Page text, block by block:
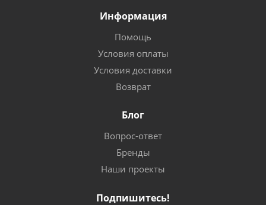
Информация
Помощь
Условия оплаты
Условия доставки
Возврат
Блог
Вопрос-ответ
Бренды
Наши проекты
Подпишитесь!